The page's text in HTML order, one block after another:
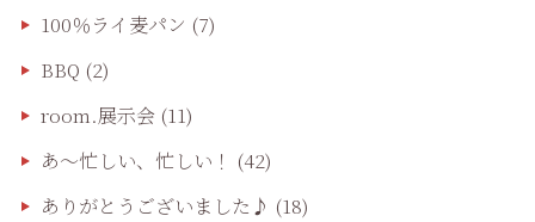
100％ライ麦パン (7)
BBQ (2)
room.展示会(11)
あ〜忙しい、忙しい！ (42)
ありがとうございました♪ (18)